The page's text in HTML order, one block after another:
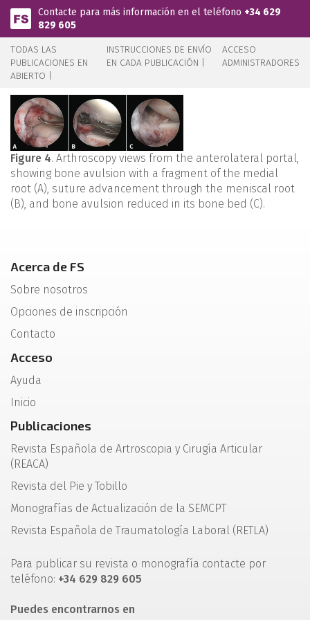
Pasar al contenido principal
Contacte para más información en el teléfono +34 629
829 605
TODAS LAS
PUBLICACIONES EN
ABIERTO |
INSTRUCCIONES DE ENVÍO
EN CADA PUBLICACIÓN |
ACCESO
ADMINISTRADORES
Figure 4. Arthroscopy views from the anterolateral portal,
showing bone avulsion with a fragment of the medial
root (A), suture advancement through the meniscal root
(B), and bone avulsion reduced in its bone bed (C).
Acerca de FS
Sobre nosotros
Opciones de inscripción
Contacto
Acceso
Ayuda
Inicio
Publicaciones
Revista Española de Artroscopia y Cirugía Articular
(REACA)
Revista del Pie y Tobillo
Monografías de Actualización de la SEMCPT
Revista Española de Traumatología Laboral (RETLA)
Para publicar su revista o monografía contacte por
teléfono: +34 629 829 605
Puedes encontrarnos en